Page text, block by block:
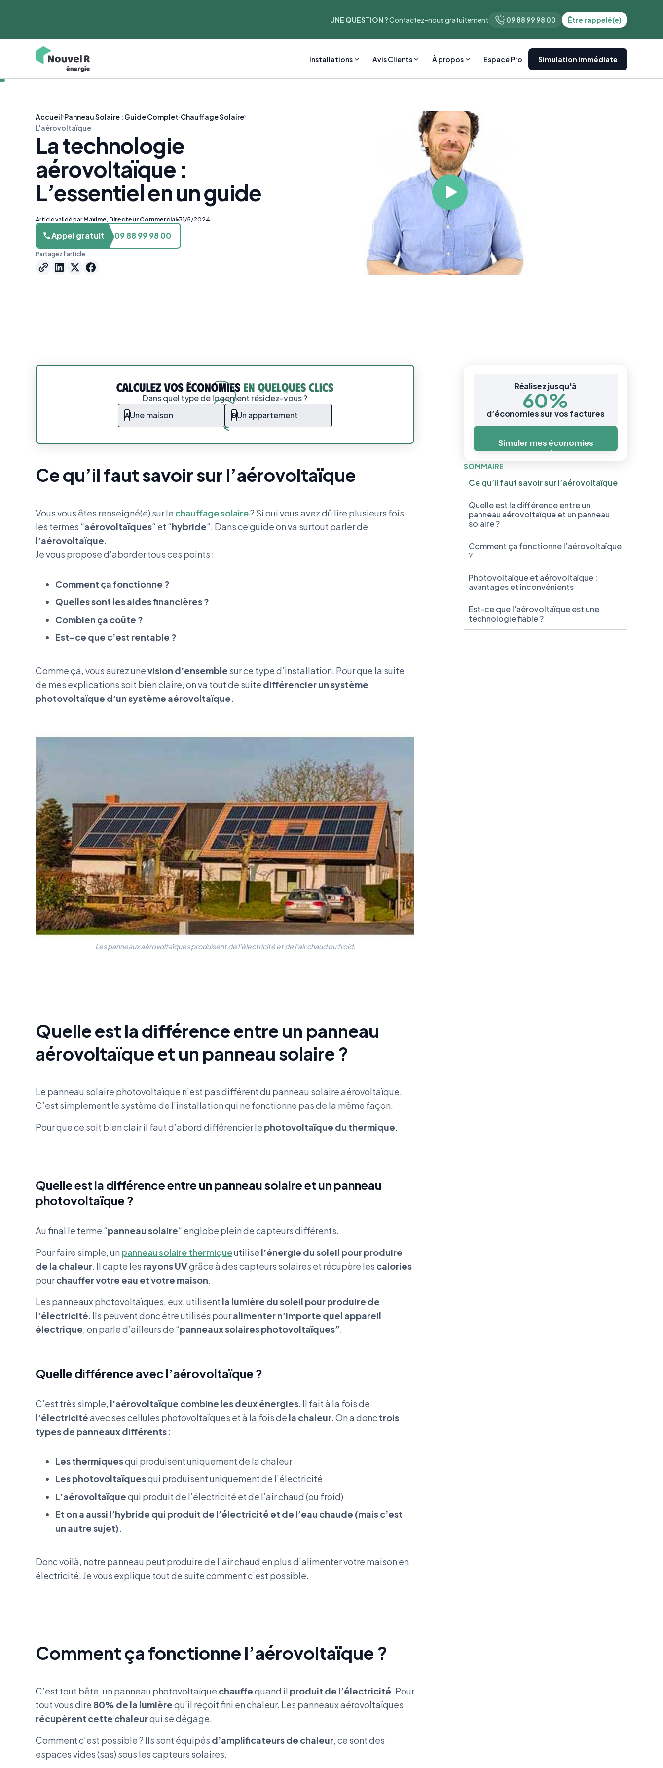
UNE QUESTION ?Contactez-nous gratuitement 09 88 99 98 00 Être rappelé(e)
Installations Avis Clients À propos Espace Pro Simulation immédiate
Accueil Panneau Solaire : Guide Complet Chauffage Solaire
L'aérovoltaïque
La technologie
aérovoltaïque :
L’essentiel en un guide
Article validé par Maxime, Directeur Commercial 31/5/2024
Appel gratuit 09 88 99 98 00
Partagez l'article
Dans quel type de logement résidez-vous ?
AUne maison BUn appartement
Ce qu’il faut savoir sur l’aérovoltaïque
Vous vous êtes renseigné(e) sur le chauffage solaire? Si oui vous avez dû lire plusieurs fois
les termes “aérovoltaïques“ et “hybride“. Dans ce guide on va surtout parler de
l’aérovoltaïque.
Je vous propose d’aborder tous ces points :
Comment ça fonctionne ?
Quelles sont les aides financières ?
Combien ça coûte ?
Est-ce que c’est rentable ?
‍Comme ça, vous aurez unevision d’ensemble sur ce type d’installation. Pour que la suite
de mes explications soit bien claire, on va tout de suite différencier un système
photovoltaïque d’un système aérovoltaïque.
Les panneaux aérovoltaïques produisent de l’électricité et de l’air chaud ou froid.
Quelle est la différence entre un panneau
aérovoltaïque et un panneau solaire ?
Le panneau solaire photovoltaïque n’est pas différent du panneau solaire aérovoltaïque.
C’est simplement le système de l’installation qui ne fonctionne pas de la même façon.
Pour que ce soit bien clair il faut d’abord différencier le photovoltaïque du thermique.
Quelle est la différence entre un panneau solaire et un panneau
photovoltaïque ?
Au final le terme “panneau solaire“ englobe plein de capteurs différents.
Pour faire simple, un panneau solaire thermiqueutilise l’énergie du soleil pour produire
de la chaleur. Il capte les rayons UVgrâce à des capteurs solaires et récupère les calories
pourchauffer votre eau et votre maison.
Les panneaux photovoltaïques, eux, utilisent la lumière du soleil pour produire de
l’électricité. Ils peuvent donc être utilisés pouralimenter n’importe quel appareil
électrique, on parle d’ailleurs de “panneaux solaires photovoltaïques”.
Quelle différence avec l’aérovoltaïque ?
C’est très simple, l’aérovoltaïque combine les deux énergies. Il fait à la fois de
l’électricitéavec ses cellules photovoltaïques et à la fois de la chaleur. On a donctrois
types de panneaux différents:
Les thermiquesqui produisent uniquement de la chaleur
Les photovoltaïquesqui produisent uniquement de l’électricité
L’aérovoltaïquequi produit de l’électricité et de l’air chaud (ou froid)
Et on a aussi l’hybride qui produit de l’électricité et de l’eau chaude (mais c’est
un autre sujet).
Donc voilà, notre panneau peut produire de l’air chaud en plus d’alimenter votre maison en
électricité. Je vous explique tout de suite comment c’est possible.
Comment ça fonctionne l’aérovoltaïque ?
C’est tout bête, un panneau photovoltaïque chauffequand il produit de l’électricité. Pour
tout vous dire 80% de la lumièrequ’il reçoit fini en chaleur. Les panneaux aérovoltaïques
récupèrent cette chaleurqui se dégage.
Comment c’est possible ? Ils sont équipés d’amplificateurs de chaleur, ce sont des
espaces vides (sas) sous les capteurs solaires.
Réalisez jusqu'à
60%
d’économies sur vos factures
Simuler mes économies
Simuler mes économies
SOMMAIRE
Ce qu’il faut savoir sur l’aérovoltaïque
Quelle est la différence entre un
panneau aérovoltaïque et un panneau
solaire ?
Comment ça fonctionne l’aérovoltaïque
?
Photovoltaïque et aérovoltaïque :
avantages et inconvénients
Est-ce que l’aérovoltaïque est une
technologie fiable ?